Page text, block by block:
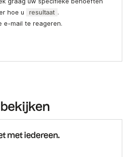
hoe u
resultaat .
e-mail te reageren.
met iedereen.